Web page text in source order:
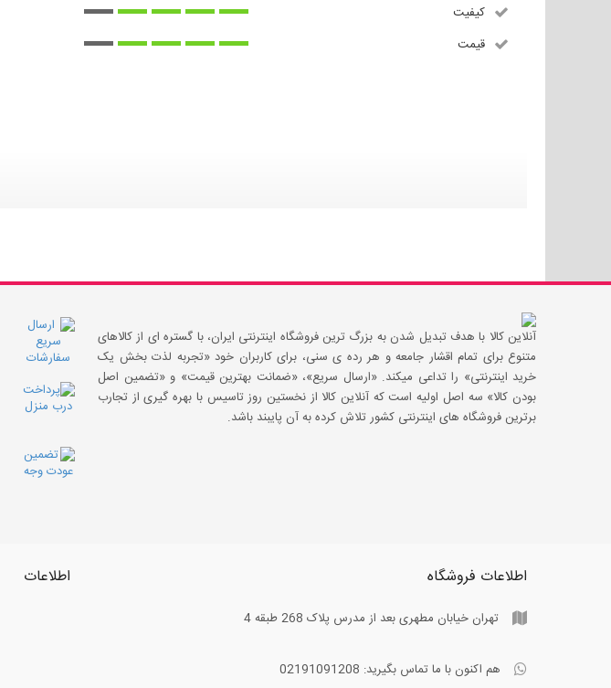
کیفیت
قیمت
آنلاین کالا با هدف تبدیل شدن به بزرگ ترین فروشگاه اینترنتی ایران، با گستره ای از کالاهای
متنوع برای تمام اقشار جامعه و هر رده ی سنی، برای کاربران خود «تجربه لذت بخش یک
خرید اینترنتی» را تداعی میکند. «ارسال سریع»، «ضمانت بهترین قیمت» و «تضمین اصل
بودن کالا» سه اصل اولیه است که آنلاین کالا از نخستین روز تاسیس با بهره گیری از تجارب
برترین فروشگاه های اینترنتی کشور تلاش کرده به آن پایبند باشد.
اطلاعات فروشگاه
تهران خیابان مطهری بعد از مدرس پلاک 268 طبقه 4
هم اکنون با ما تماس بگیرید: 02191091208
اطلاعات